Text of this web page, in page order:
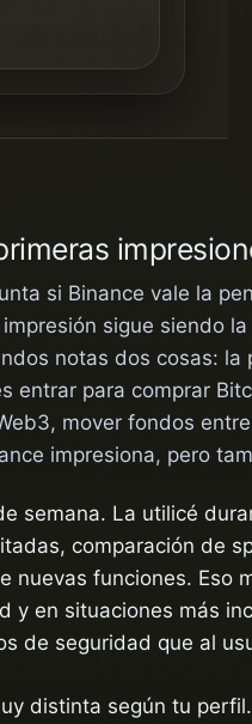
si Binance vale la
impresión sigue siendo
notas dos cosas:
entrar para comprar
mover fondos
impresiona, pero
semana. La utilicé
comparación de
nuevas funciones. Eso
y en situaciones más
de seguridad que al
distinta según tu